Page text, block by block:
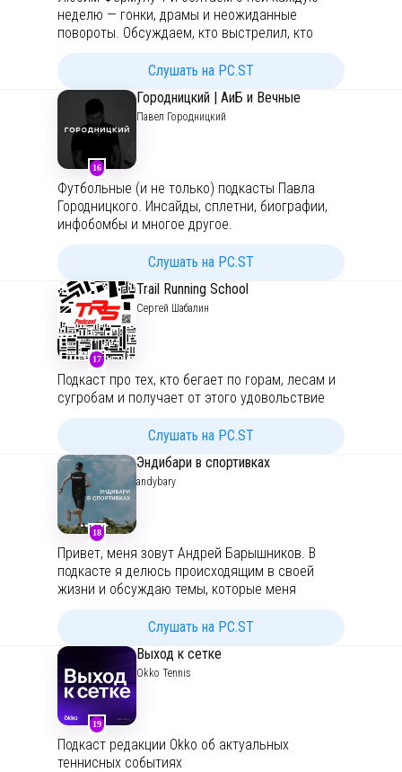
Strength course: http://bit.ly/2Pjvlge- Training:
http://bit.ly/2YgBLAv
неделю — гонки, драмы и неожиданные
повороты. Обсуждаем, кто выстрелил, кто
снова всё испортила.Слушать на PC.ST
16
Городницкий | АиБ и Вечные
Павел Городницкий
Футбольные (и не только) подкасты Павла
Городницкого. Инсайды, сплетни, биографии,
инфобомбы и многое другое.
Мой телеграм-канал:https://t.me/pgorodnitskiy
Слушать на PC.ST
17
Trail Running School
Сергей Шабалин
Подкаст про тех, кто бегает по горам, лесам и
сугробам и получает от этого удовольствие
Слушать на PC.ST
18
Эндибари в спортивках
andybary
Привет, меня зовут Андрей Барышников. В
подкасте я делюсь происходящим в своей
жизни и обсуждаю темы, которые меня
определенный формат и заданную частоту
выпусков, здесь главное — чтобы мне и вам
было интересно.
Если вы хотите написать мне по поводу
подкаста, ищите меня в социальных сетях по
нику @andybary. По поводу рекламы писать
me@andybary.com
сайтеandybary.com.
Слушать на PC.ST
19
Выход к сетке
Okko Tennis
Подкаст редакции Okko об актуальных
теннисных событиях